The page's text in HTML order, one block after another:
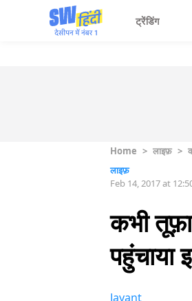
ट्रेंडिंग
Home > लाइफ़ >
लाइफ़
Feb 14, 2017 at
कभी
पहुंचाया
Jayant